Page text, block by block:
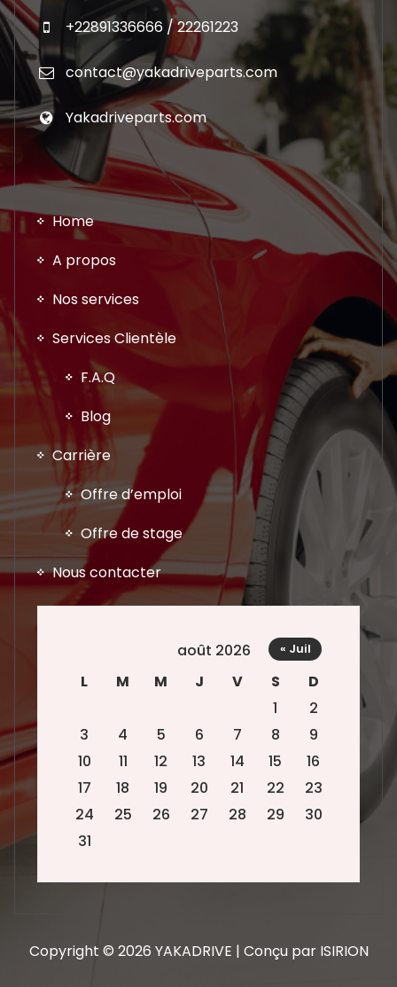
+22891336666 / 22261223
contact@yakadriveparts.com
Yakadriveparts.com
Home
A propos
Nos services
Services Clientèle
F.A.Q
Blog
Carrière
Offre d’emploi
Offre de stage
Nous contacter
août 2026
L
M M J V S
D
1
2
3
4 5 6 7 8
9
10
11 12 13 14 15
16
17
18 19 20 21 22
23
24
25 26 27 28 29
30
31
« Juil
Copyright © 2026 YAKADRIVE | Conçu par ISIRION